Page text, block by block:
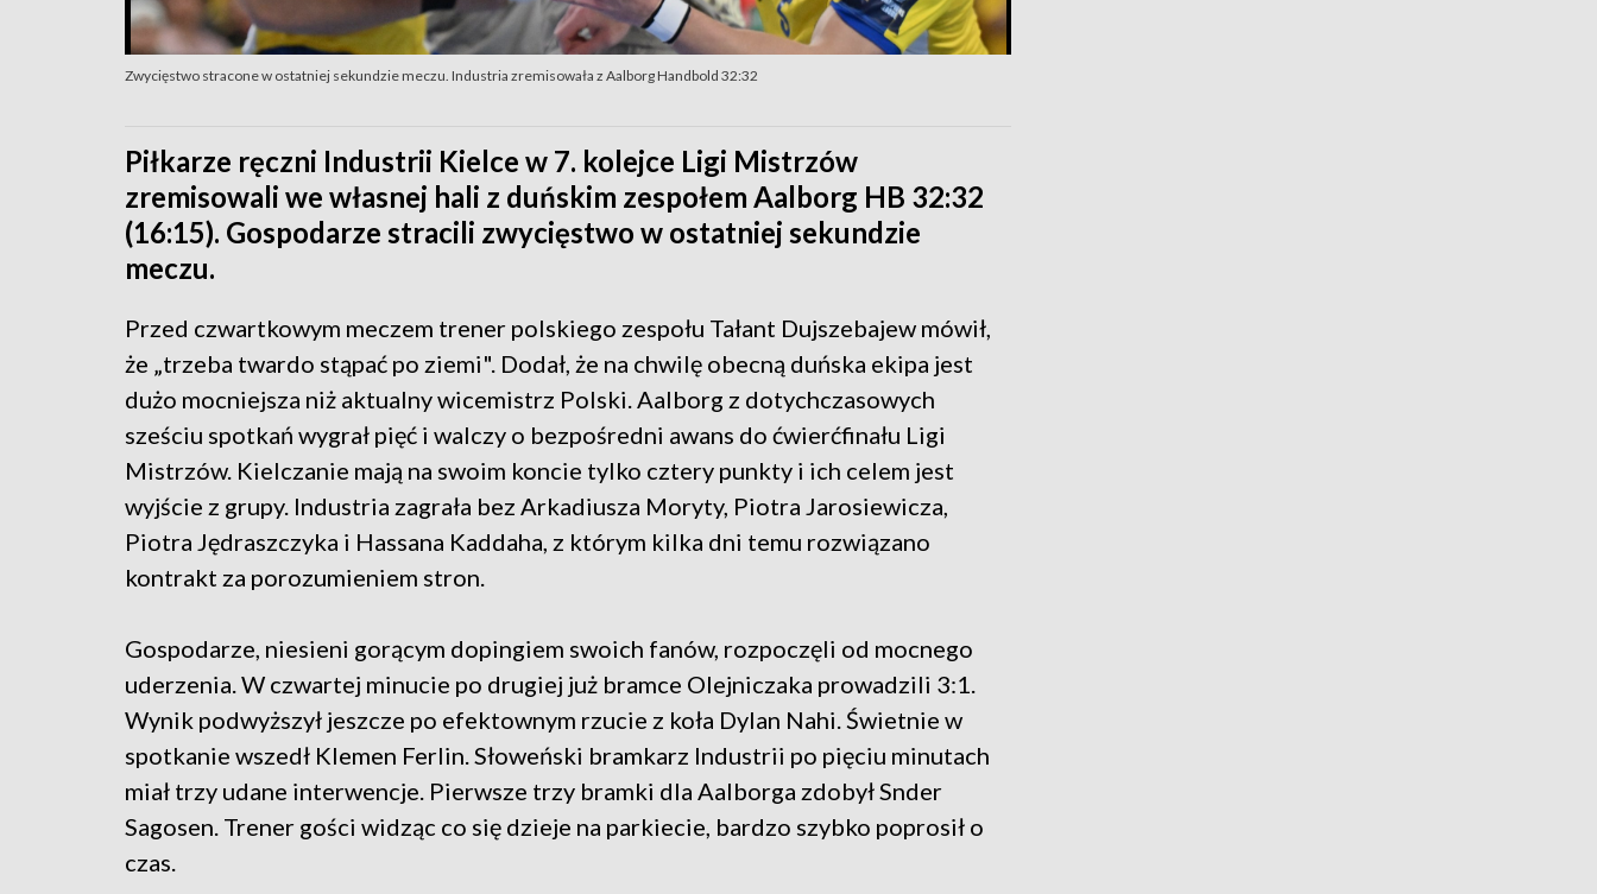
Zwycięstwo stracone w ostatniej sekundzie meczu. Industria zremisowała z Aalborg Handbold 32:32
Piłkarze ręczni Industrii Kielce w 7. kolejce Ligi Mistrzów
zremisowali we własnej hali z duńskim zespołem Aalborg HB 32:32
(16:15). Gospodarze stracili zwycięstwo w ostatniej sekundzie
meczu.
Przed czwartkowym meczem trener polskiego zespołu Tałant Dujszebajew mówił,
że „trzeba twardo stąpać po ziemi". Dodał, że na chwilę obecną duńska ekipa jest
dużo mocniejsza niż aktualny wicemistrz Polski. Aalborg z dotychczasowych
sześciu spotkań wygrał pięć i walczy o bezpośredni awans do ćwierćfinału Ligi
Mistrzów. Kielczanie mają na swoim koncie tylko cztery punkty i ich celem jest
wyjście z grupy. Industria zagrała bez Arkadiusza Moryty, Piotra Jarosiewicza,
Piotra Jędraszczyka i Hassana Kaddaha, z którym kilka dni temu rozwiązano
kontrakt za porozumieniem stron.
Gospodarze, niesieni gorącym dopingiem swoich fanów, rozpoczęli od mocnego
uderzenia. W czwartej minucie po drugiej już bramce Olejniczaka prowadzili 3:1.
Wynik podwyższył jeszcze po efektownym rzucie z koła Dylan Nahi. Świetnie w
spotkanie wszedł Klemen Ferlin. Słoweński bramkarz Industrii po pięciu minutach
miał trzy udane interwencje. Pierwsze trzy bramki dla Aalborga zdobył Snder
Sagosen. Trener gości widząc co się dzieje na parkiecie, bardzo szybko poprosił o
czas.